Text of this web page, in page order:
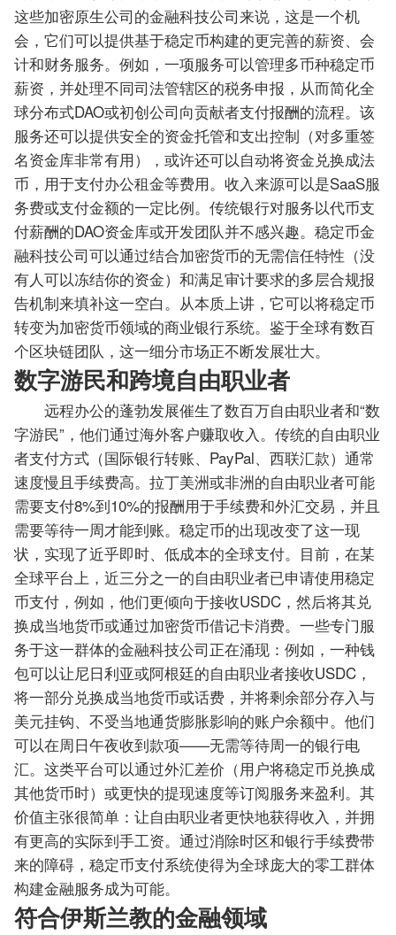
这些加密原生公司的金融科技公司来说，这是一个机
会，它们可以提供基于稳定币构建的更完善的薪资、会
计和财务服务。例如，一项服务可以管理多币种稳定币
薪资，并处理不同司法管辖区的税务申报，从而简化全
球分布式DAO或初创公司向贡献者支付报酬的流程。该
服务还可以提供安全的资金托管和支出控制（对多重签
名资金库非常有用），或许还可以自动将资金兑换成法
币，用于支付办公租金等费用。收入来源可以是SaaS服
务费或支付金额的一定比例。传统银行对服务以代币支
付薪酬的DAO资金库或开发团队并不感兴趣。稳定币金
融科技公司可以通过结合加密货币的无需信任特性（没
有人可以冻结你的资金）和满足审计要求的多层合规报
告机制来填补这一空白。从本质上讲，它可以将稳定币
转变为加密货币领域的商业银行系统。鉴于全球有数百
个区块链团队，这一细分市场正不断发展壮大。
数字游民和跨境自由职业者
远程办公的蓬勃发展催生了数百万自由职业者和“数
字游民”，他们通过海外客户赚取收入。传统的自由职业
者支付方式（国际银行转账、PayPal、西联汇款）通常
速度慢且手续费高。拉丁美洲或非洲的自由职业者可能
需要支付8%到10%的报酬用于手续费和外汇交易，并且
需要等待一周才能到账。稳定币的出现改变了这一现
状，实现了近乎即时、低成本的全球支付。目前，在某
全球平台上，近三分之一的自由职业者已申请使用稳定
币支付，例如，他们更倾向于接收USDC，然后将其兑
换成当地货币或通过加密货币借记卡消费。一些专门服
务于这一群体的金融科技公司正在涌现：例如，一种钱
包可以让尼日利亚或阿根廷的自由职业者接收USDC，
将一部分兑换成当地货币或话费，并将剩余部分存入与
美元挂钩、不受当地通货膨胀影响的账户余额中。他们
可以在周日午夜收到款项——无需等待周一的银行电
汇。这类平台可以通过外汇差价（用户将稳定币兑换成
其他货币时）或更快的提现速度等订阅服务来盈利。其
价值主张很简单：让自由职业者更快地获得收入，并拥
有更高的实际到手工资。通过消除时区和银行手续费带
来的障碍，稳定币支付系统使得为全球庞大的零工群体
构建金融服务成为可能。
符合伊斯兰教的金融领域